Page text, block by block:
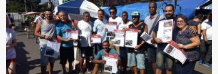
Jornal
Imbariê
nos
Trilhos